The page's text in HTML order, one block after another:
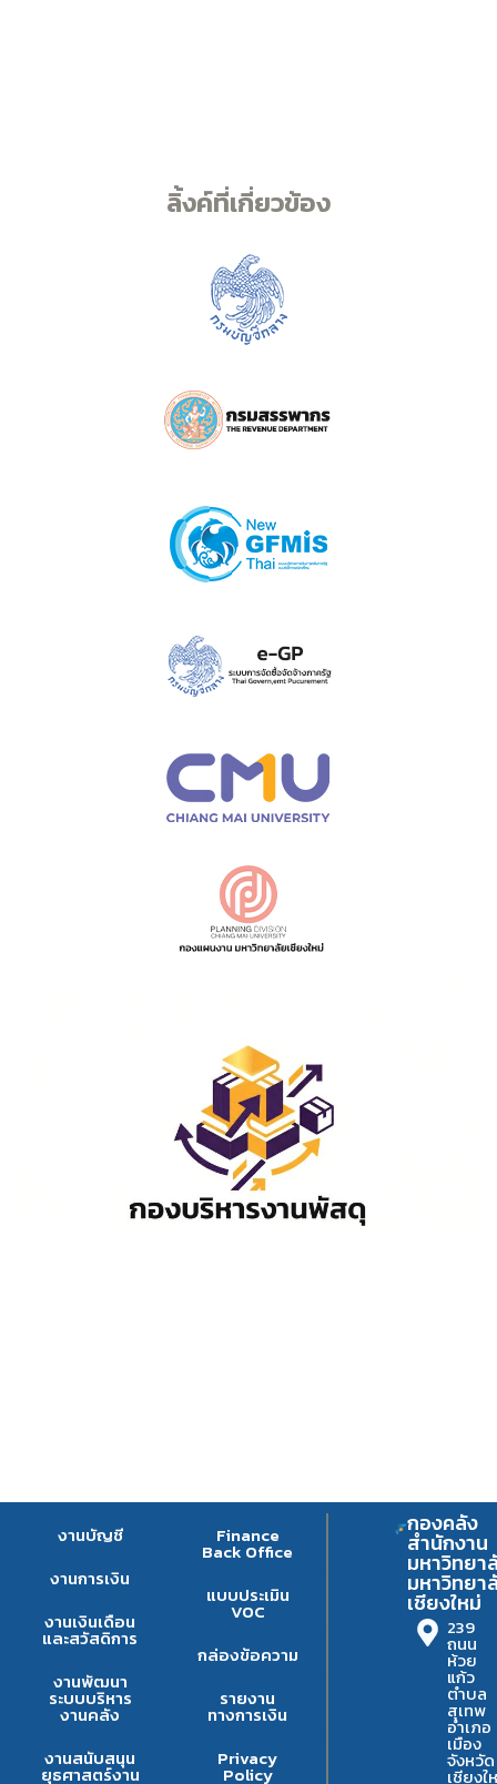
ลิ้งค์ที่เกี่ยวข้อง
งานบัญชี
งานการเงิน
งานเงินเดือน
และสวัสดิการ
งานพัฒนา
ระบบบริหาร
งานคลัง
งานสนับสนุน
ยุธศาสตร์งาน
Finance
Back Office
แบบประเมิน
VOC
กล่องข้อความ
รายงาน
ทางการเงิน
Privacy
Policy
กองคลัง
สำนักงาน
มหาวิทยา
มหาวิทยา
เชียงใหม่
239
ถนน
ห้วย
แก้ว
ตำบล
สุเทพ
อำเภอ
เมือง
จังหวัด
เชียงใ